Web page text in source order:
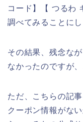
コード】【 つるわ
調べてみることにし
その結果、残念な
なかったのですが、
ただ、こちらの記
クーポン情報がな